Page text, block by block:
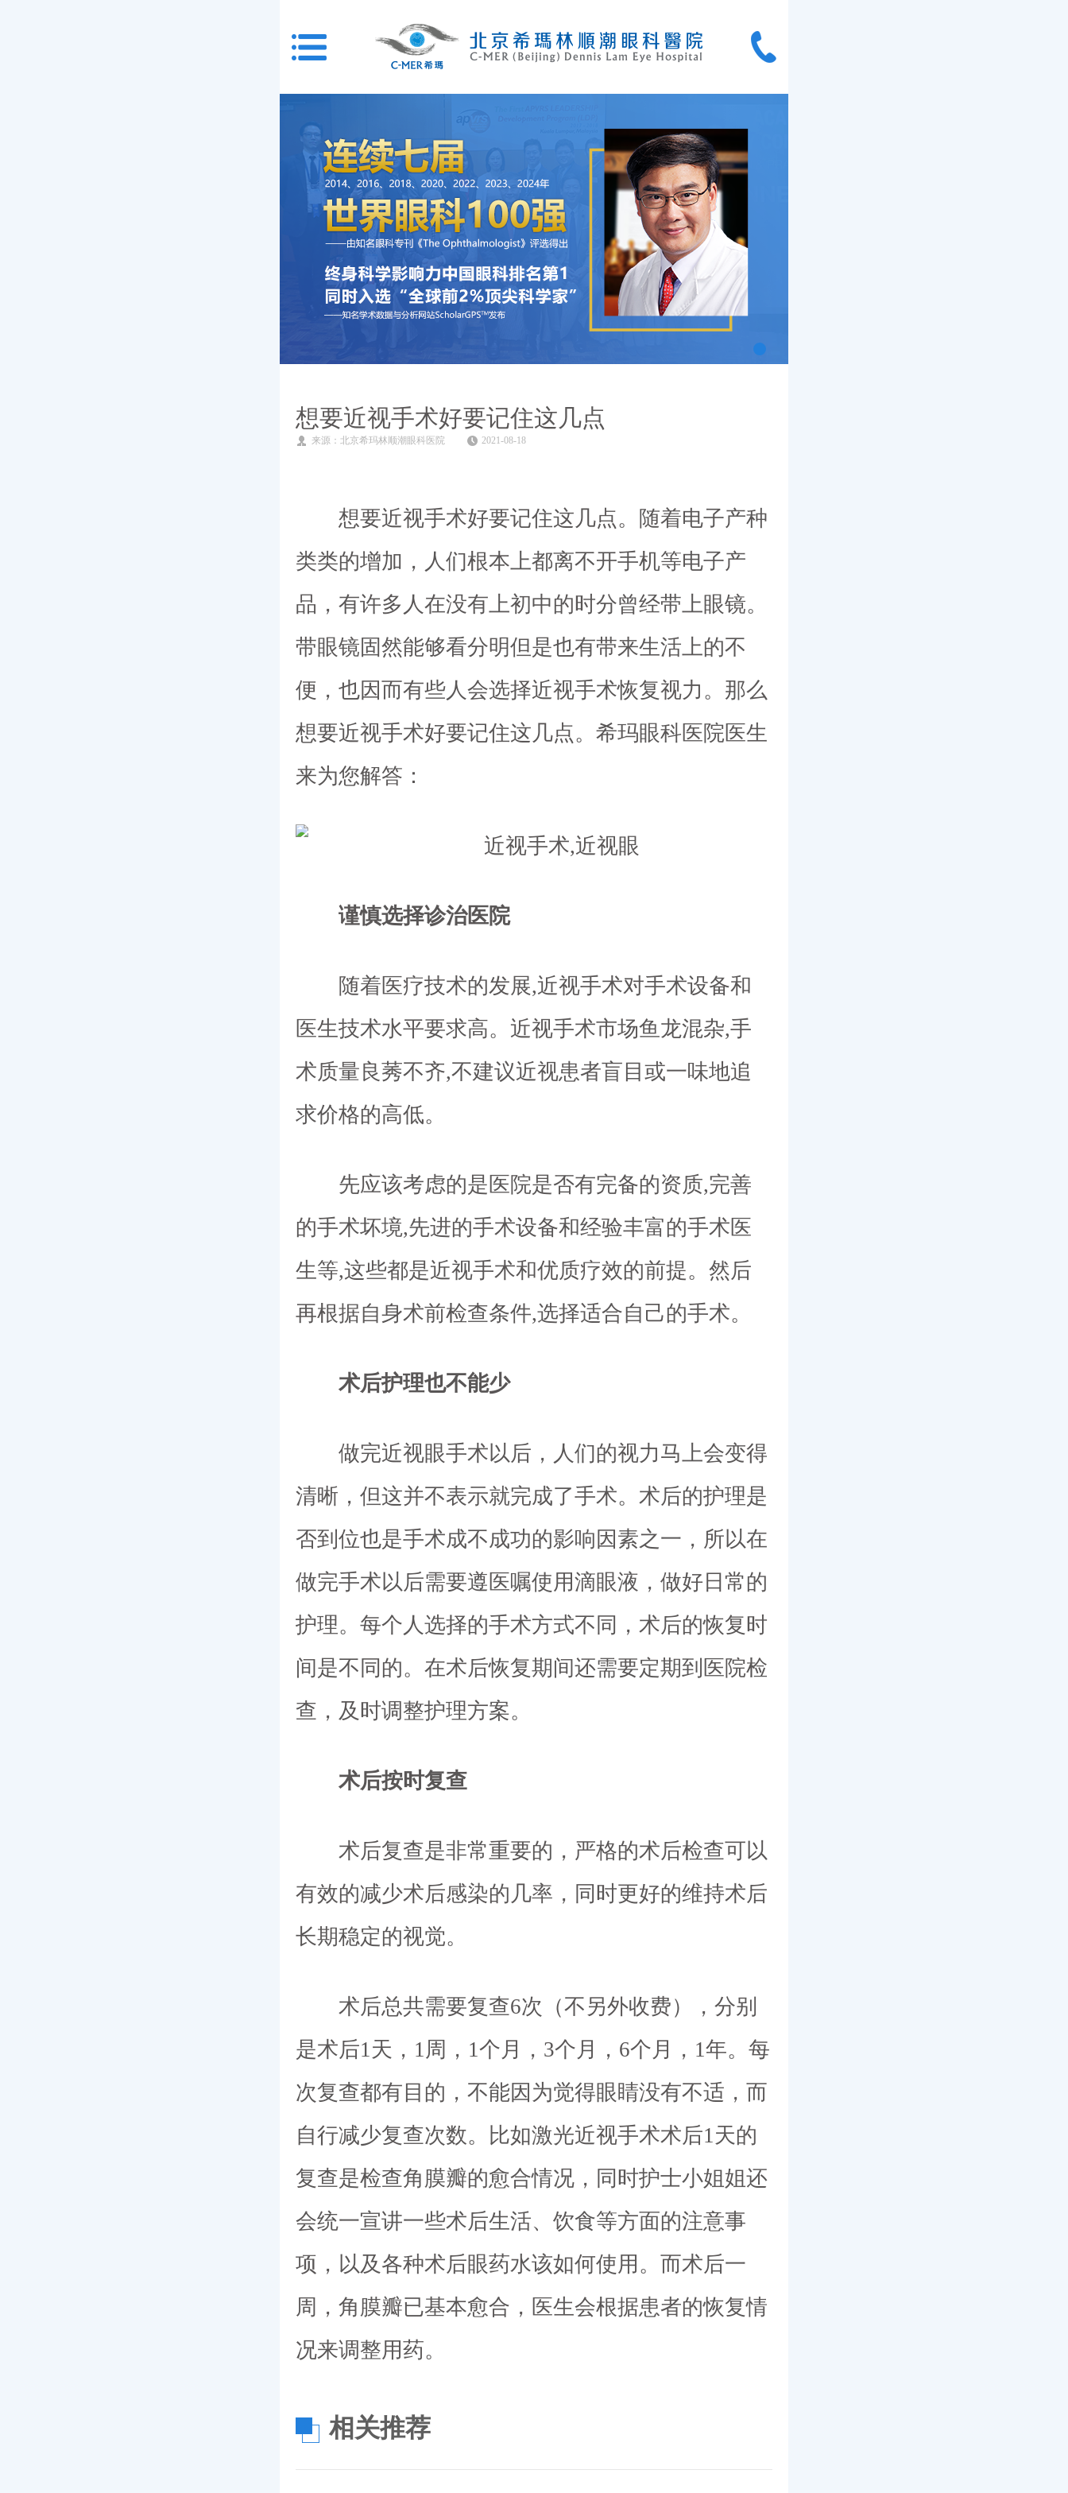
想要近视手术好要记住这几点
来源：北京希玛林顺潮眼科医院 2021-08-18
想要近视手术好要记住这几点。随着电子产种
类类的增加，人们根本上都离不开手机等电子产
品，有许多人在没有上初中的时分曾经带上眼镜。
带眼镜固然能够看分明但是也有带来生活上的不
便，也因而有些人会选择近视手术恢复视力。那么
想要近视手术好要记住这几点。希玛眼科医院医生
来为您解答：
谨慎选择诊治医院
随着医疗技术的发展,近视手术对手术设备和
医生技术水平要求高。近视手术市场鱼龙混杂,手
术质量良莠不齐,不建议近视患者盲目或一味地追
求价格的高低。
先应该考虑的是医院是否有完备的资质,完善
的手术坏境,先进的手术设备和经验丰富的手术医
生等,这些都是近视手术和优质疗效的前提。然后
再根据自身术前检查条件,选择适合自己的手术。
术后护理也不能少
做完近视眼手术以后，人们的视力马上会变得
清晰，但这并不表示就完成了手术。术后的护理是
否到位也是手术成不成功的影响因素之一，所以在
做完手术以后需要遵医嘱使用滴眼液，做好日常的
护理。每个人选择的手术方式不同，术后的恢复时
间是不同的。在术后恢复期间还需要定期到医院检
查，及时调整护理方案。
术后按时复查
术后复查是非常重要的，严格的术后检查可以
有效的减少术后感染的几率，同时更好的维持术后
长期稳定的视觉。
术后总共需要复查6次（不另外收费），分别
是术后1天，1周，1个月，3个月，6个月，1年。每
次复查都有目的，不能因为觉得眼睛没有不适，而
自行减少复查次数。比如激光近视手术术后1天的
复查是检查角膜瓣的愈合情况，同时护士小姐姐还
会统一宣讲一些术后生活、饮食等方面的注意事
项，以及各种术后眼药水该如何使用。而术后一
周，角膜瓣已基本愈合，医生会根据患者的恢复情
况来调整用药。
相关推荐